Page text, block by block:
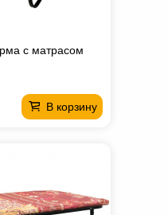
с матрасом
В корзину